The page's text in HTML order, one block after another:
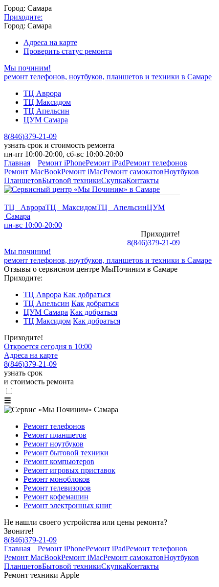
Город: Самара
Приходите:
Город: Самара
Адреса на карте
Проверить статус ремонта
Мы починим!
ремонт телефонов, ноутбуков, планшетов и техники в Самаре
ТЦ Аврора
ТЦ Максидом
ТЦ Апельсин
ЦУМ Самара
8(846)379-21-09
узнать срок и стоимость ремонта
пн-пт 10:00-20:00, сб-вс 10:00-20:00
Главная
Ремонт iPhoneРемонт iPadРемонт телефонов
Ремонт MacBookРемонт iMacРемонт самокатовНоутбуков
ПланшетовБытовой техникиСкупкаКонтакты
ТЦ АврораТЦ МаксидомТЦ АпельсинЦУМ
Самара
пн-вс 10:00-20:00
Приходите!
8(846)379-21-09
Мы починим!
ремонт телефонов, ноутбуков, планшетов и техники в Самаре
Отзывы о сервисном центре МыПочиним в Самаре
Приходите:
ТЦ Аврора Как добраться
ТЦ Апельсин Как добраться
ЦУМ Самара Как добраться
ТЦ Максидом Как добраться
Приходите!
Откроется сегодня в 10:00
Адреса на карте
8(846)379-21-09
узнать срок
и стоимость ремонта
☰
Ремонт телефонов
Ремонт планшетов
Ремонт ноутбуков
Ремонт бытовой техники
Ремонт компьютеров
Ремонт игровых приставок
Ремонт моноблоков
Ремонт телевизоров
Ремонт кофемашин
Ремонт электронных книг
Не нашли своего устройства или цены ремонта?
Звоните!
8(846)379-21-09
Главная
Ремонт iPhoneРемонт iPadРемонт телефонов
Ремонт MacBookРемонт iMacРемонт самокатовНоутбуков
ПланшетовБытовой техникиСкупкаКонтакты
Ремонт техники Apple